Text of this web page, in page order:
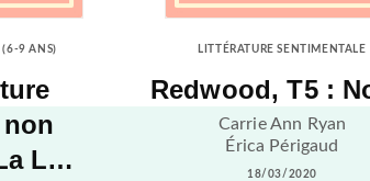
(6-9 ANS)
L…
LITTÉRATURE SENTIMENTALE
Redwood, T5 :
Carrie Ann Ryan
Érica Périgaud
18/03/2020